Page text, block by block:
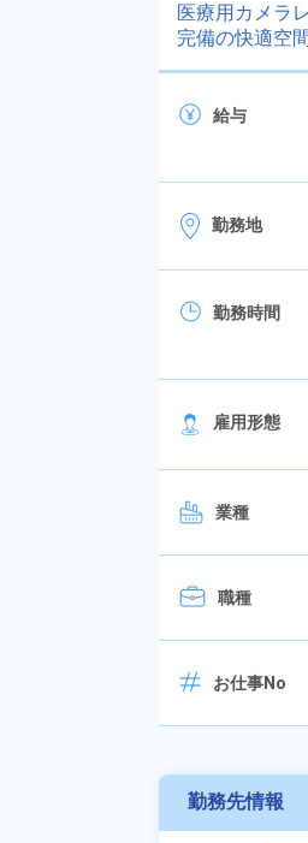
医療用カメラ
完備の快適空
給与
勤務地
勤務時間
雇用形態
業種
職種
お仕事No
勤務先情報